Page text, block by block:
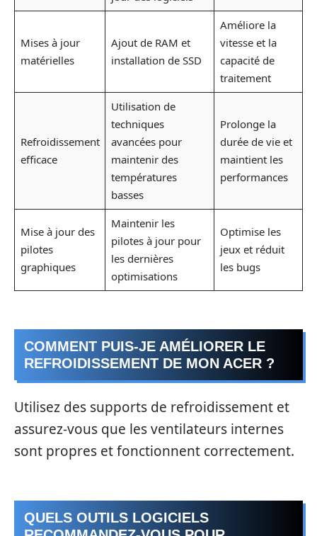
Mises à jour
matérielles
Ajout de RAM et
installation de SSD
Améliore la
vitesse et la
capacité de
traitement
Refroidissement
efficace
Utilisation de
techniques
avancées pour
maintenir des
températures
basses
Prolonge la
durée de vie et
maintient les
performances
Mise à jour des
pilotes
graphiques
Maintenir les
pilotes à jour pour
les dernières
optimisations
Optimise les
jeux et réduit
les bugs
COMMENT PUIS-JE AMÉLIORER LE
REFROIDISSEMENT DE MON ACER ?
Utilisez des supports de refroidissement et
assurez-vous que les ventilateurs internes
sont propres et fonctionnent correctement.
QUELS OUTILS LOGICIELS